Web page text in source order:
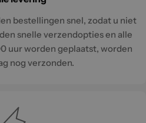
bestellingen snel, zodat u niet
snelle verzendopties en alle
uur worden geplaatst, worden
nog verzonden.